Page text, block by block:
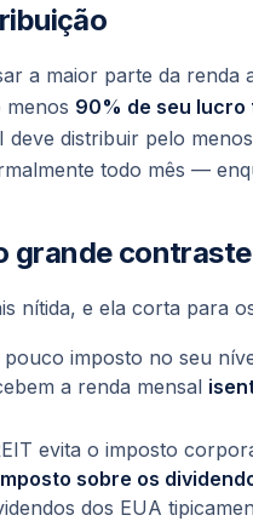
a maior parte da renda
menos 90% de seu lucro
deve distribuir pelo menos
todo mês —
grande contraste
nítida, e ela corta para
pouco imposto no seu
a renda mensal
evita o imposto
sobre os
dos EUA